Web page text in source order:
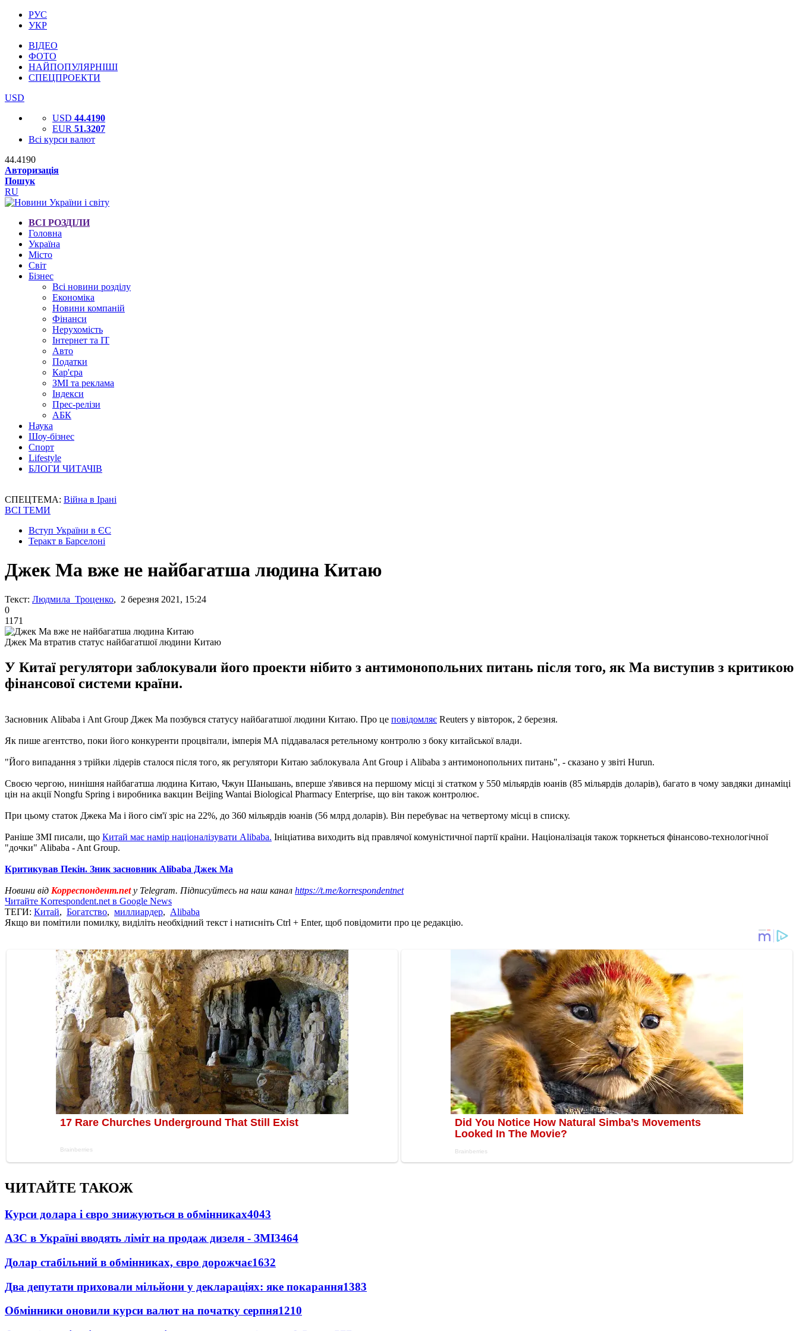
РУС
УКР
ВІДЕО
ФОТО
НАЙПОПУЛЯРНІШІ
СПЕЦПРОЕКТИ
USD
USD 44.4190
EUR 51.3207
Всі курси валют
44.4190
Авторизація
Пошук
RU
ВСІ РОЗДІЛИ
Головна
Україна
Місто
Світ
Бізнес
Всі новини розділу
Економіка
Новини компаній
Фінанси
Нерухомість
Інтернет та IT
Авто
Податки
Кар'єра
ЗМІ та реклама
Індекси
Прес-релізи
АБК
Наука
Шоу-бізнес
Спорт
Lifestyle
БЛОГИ ЧИТАЧІВ
СПЕЦТЕМА: Війна в Ірані
ВСІ ТЕМИ
Вступ України в ЄС
Теракт в Барселоні
Джек Ма вже не найбагатша людина Китаю
Текст: Людмила Троценко, 2 березня 2021, 15:24
0
1171
Джек Ма втратив статус найбагатшої людини Китаю
У Китаї регулятори заблокували його проекти нібито з антимонопольних питань після того, як Ма виступив з критикою
фінансової системи країни.
Засновник Alibaba і Ant Group Джек Ма позбувся статусу найбагатшої людини Китаю. Про це повідомляє Reuters у вівторок, 2 березня.
Як пише агентство, поки його конкуренти процвітали, імперія МА піддавалася ретельному контролю з боку китайської влади.
"Його випадання з трійки лідерів сталося після того, як регулятори Китаю заблокувала Ant Group і Alibaba з антимонопольних питань", - сказано у звіті Hurun.
Своєю чергою, нинішня найбагатша людина Китаю, Чжун Шаньшань, вперше з'явився на першому місці зі статком у 550 мільярдів юанів (85 мільярдів доларів), багато в чому завдяки динаміці
цін на акції Nongfu Spring і виробника вакцин Beijing Wantai Biological Pharmacy Enterprise, що він також контролює.
При цьому статок Джека Ма і його сім'ї зріс на 22%, до 360 мільярдів юанів (56 млрд доларів). Він перебуває на четвертому місці в списку.
Раніше ЗМІ писали, що Китай має намір націоналізувати Alibaba. Ініціатива виходить від правлячої комуністичної партії країни. Націоналізація також торкнеться фінансово-технологічної
"дочки" Alibaba - Ant Group.
Критикував Пекін. Зник засновник Alibaba Джек Ма
Новини від Корреспондент.netу Telegram. Підписуйтесь на наш канал https://t.me/korrespondentnet
Читайте Korrespondent.net в Google News
ТЕГИ: Китай, Богатство, миллиардер, Alibaba
Якщо ви помітили помилку, виділіть необхідний текст і натисніть Ctrl + Enter, щоб повідомити про це редакцію.
ЧИТАЙТЕ ТАКОЖ
Курси долара і євро знижуються в обмінниках4043
АЗС в Україні вводять ліміт на продаж дизеля - ЗМІ3464
Долар стабільний в обмінниках, євро дорожчає1632
Два депутати приховали мільйони у деклараціях: яке покарання1383
Обмінники оновили курси валют на початку серпня1210